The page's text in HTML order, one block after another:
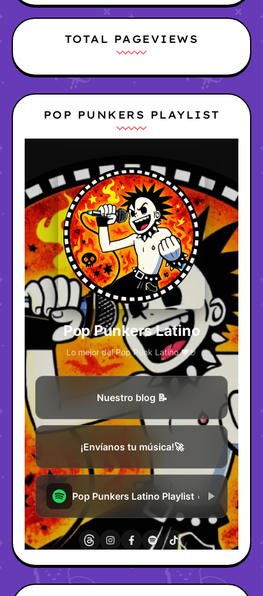
TOTAL PAGEVIEWS
POP PUNKERS PLAYLIST